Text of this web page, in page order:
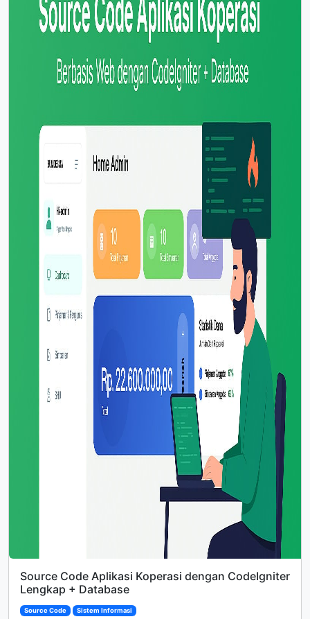
Source Code Aplikasi Koperasi dengan CodeIgniter
Lengkap + Database
Source Code Sistem Informasi